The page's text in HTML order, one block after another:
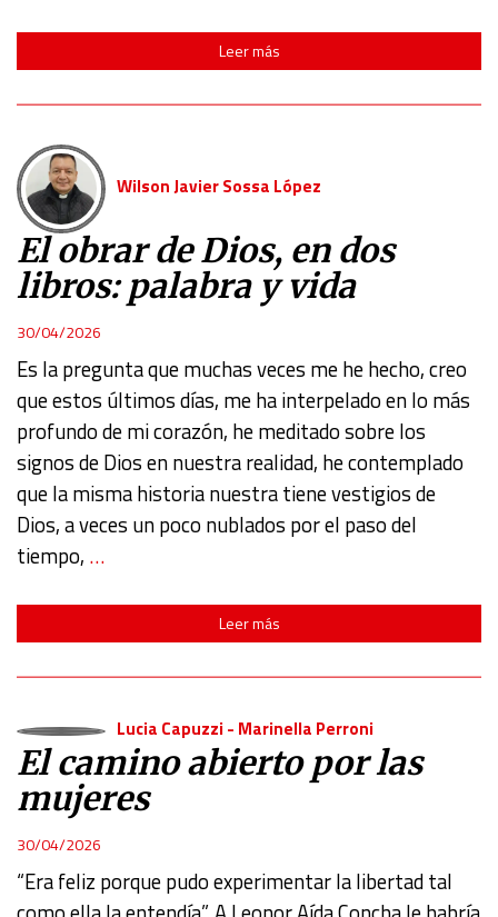
Leer más
Wilson Javier Sossa López
El obrar de Dios, en dos
libros: palabra y vida
30/04/2026
Es la pregunta que muchas veces me he hecho, creo
que estos últimos días, me ha interpelado en lo más
profundo de mi corazón, he meditado sobre los
signos de Dios en nuestra realidad, he contemplado
que la misma historia nuestra tiene vestigios de
Dios, a veces un poco nublados por el paso del
tiempo, …
Leer más
Lucia Capuzzi - Marinella Perroni
El camino abierto por las
mujeres
30/04/2026
“Era feliz porque pudo experimentar la libertad tal